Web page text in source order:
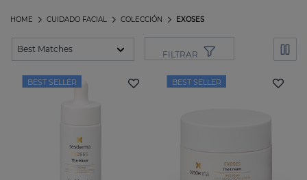
EXOSES
COLECCIÓN
CUIDADO FACIAL
HOME
FILTRAR
BEST SELLER BEST SELLER